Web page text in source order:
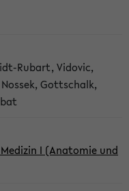
Rubart, Vidovic,
Gottschalk,
I (Anatomie und